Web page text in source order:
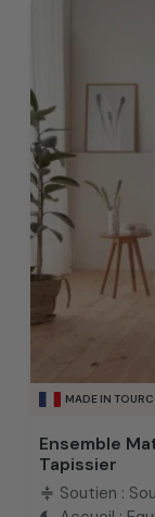
MADE IN
Ensemble
Tapissier
compress Soutien :